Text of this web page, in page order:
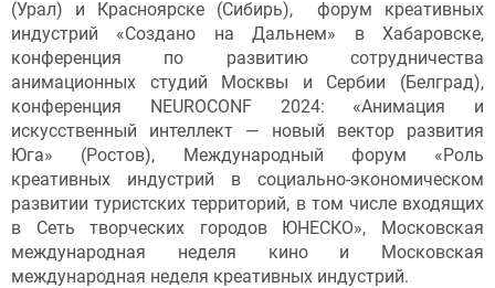
(Урал) и Красноярске (Сибирь), форум креативных
индустрий «Создано на Дальнем» в Хабаровске,
конференция по развитию сотрудничества
анимационных студий Москвы и Сербии (Белград),
конференция NEUROCONF 2024: «Анимация и
искусственный интеллект — новый вектор развития
Юга» (Ростов), Международный форум «Роль
креативных индустрий в социально-экономическом
развитии туристских территорий, в том числе входящих
в Сеть творческих городов ЮНЕСКО», Московская
международная неделя кино и Московская
международная неделя креативных индустрий.